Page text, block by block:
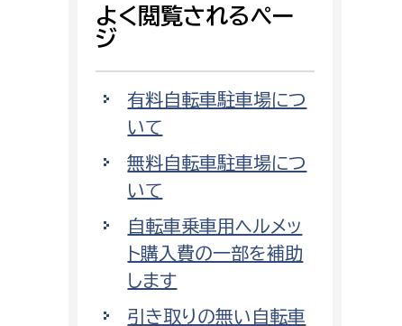
よく閲覧されるペー
ジ
有料自転車駐車場につ
いて
無料自転車駐車場につ
いて
自転車乗車用ヘルメッ
ト購入費の一部を補助
します
引き取りの無い自転車